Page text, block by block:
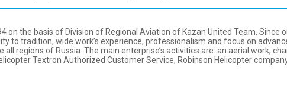
on the basis of Division of Regional Aviation of Kazan United Team. Since
to tradition, wide work’s experience, professionalism and focus on
regions of Russia. The main enterprise’s activities are: an aerial work,
Textron Authorized Customer Service, Robinson Helicopter